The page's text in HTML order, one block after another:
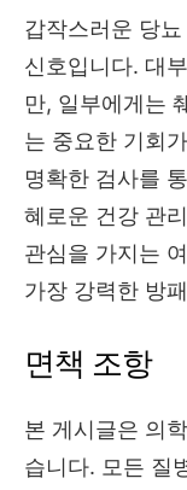
갑작스러운 당
신호입니다. 대
만, 일부에게는
는 중요한 기회
명확한 검사를
혜로운 건강 관
관심을 가지는
가장 강력한 방
면책 조항
본 게시글은 의
습니다. 모든 질